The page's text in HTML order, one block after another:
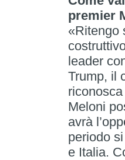
premier
«Ritengo
leader
Trump, il
Meloni
avrà
periodo
e Italia.